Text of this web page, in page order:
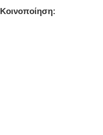
Κοινοποίηση: